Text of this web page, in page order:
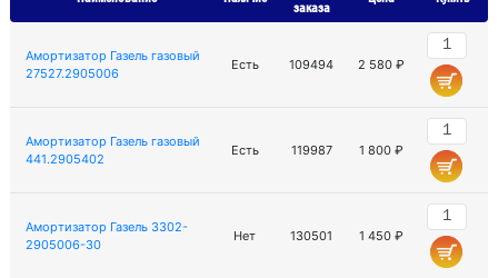
заказа
Амортизатор Газель газовый
27527.2905006
Есть 109494 2 580 ₽
Амортизатор Газель газовый
441.2905402
Есть 119987 1 800 ₽
Амортизатор Газель 3302-
2905006-30
Нет 130501 1 450 ₽